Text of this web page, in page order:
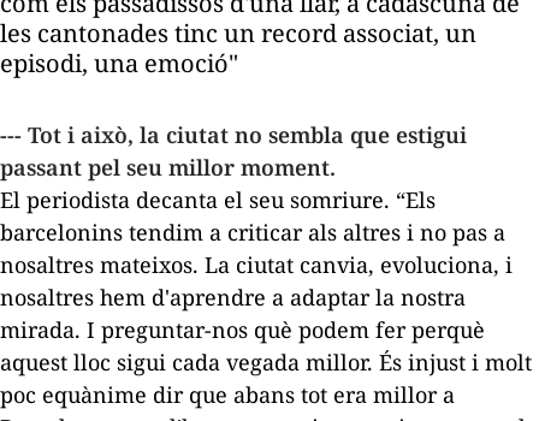
les cantonades tinc un record associat, un
episodi, una emoció"
--- Tot i això, la ciutat no sembla que estigui
passant pel seu millor moment.
El periodista decanta el seu somriure. “Els
barcelonins tendim a criticar als altres i no pas a
nosaltres mateixos. La ciutat canvia, evoluciona, i
nosaltres hem d'aprendre a adaptar la nostra
mirada. I preguntar-nos què podem fer perquè
aquest lloc sigui cada vegada millor. És injust i molt
poc equànime dir que abans tot era millor a